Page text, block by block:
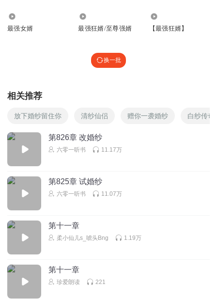
最强女婿 最强狂婿/至尊强婿 【最强狂婿】
换一批
相关推荐
放下婚纱留住你 清纱仙侣 赠你一袭婚纱 白纱传奇
第826章 改婚纱
六零一听书 11.17万
第825章 试婚纱
六零一听书 11.07万
第十一章
柔小仙儿s_唬头Bng 1.19万
第十一章
珍爱朗读 221